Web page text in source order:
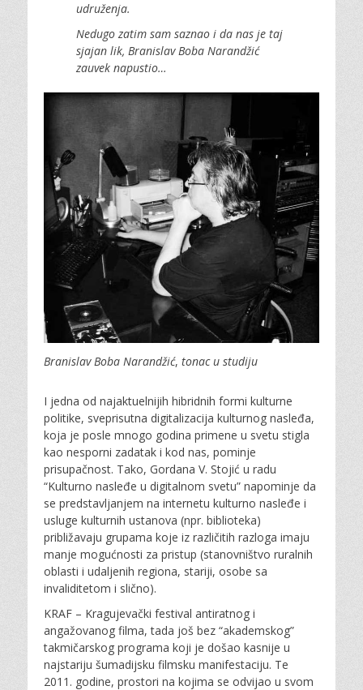
udruženja.
Nedugo zatim sam saznao i da nas je taj
sjajan lik, Branislav Boba Narandžić
zauvek napustio…
Branislav Boba Narandžić, tonac u studiju
I jedna od najaktuelnijih hibridnih formi kulturne
politike, sveprisutna digitalizacija kulturnog nasleđa,
koja je posle mnogo godina primene u svetu stigla
kao nesporni zadatak i kod nas, pominje
prisupačnost. Tako, Gordana V. Stojić u radu
“Kulturno nasleđe u digitalnom svetu” napominje da
se predstavljanjem na internetu kulturno nasleđe i
usluge kulturnih ustanova (npr. biblioteka)
približavaju grupama koje iz različitih razloga imaju
manje mogućnosti za pristup (stanovništvo ruralnih
oblasti i udaljenih regiona, stariji, osobe sa
invaliditetom i slično).
KRAF – Kragujevački festival antiratnog i
angažovanog filma, tada još bez “akademskog”
takmičarskog programa koji je došao kasnije u
najstariju šumadijsku filmsku manifestaciju. Te
2011. godine, prostori na kojima se odvijao u svom